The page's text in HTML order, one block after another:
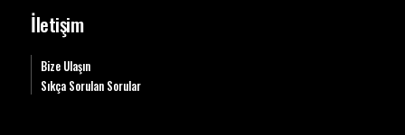
İletişim
Bize Ulaşın
Sıkça Sorulan Sorular